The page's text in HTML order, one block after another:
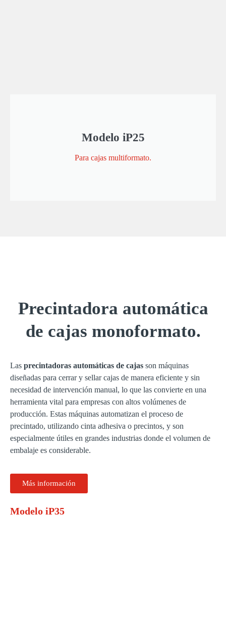
Modelo iP25
Para cajas multiformato.
Precintadora automática
de cajas monoformato.
Las precintadoras automáticas de cajas son máquinas
diseñadas para cerrar y sellar cajas de manera eficiente y sin
necesidad de intervención manual, lo que las convierte en una
herramienta vital para empresas con altos volúmenes de
producción. Estas máquinas automatizan el proceso de
precintado, utilizando cinta adhesiva o precintos, y son
especialmente útiles en grandes industrias donde el volumen de
embalaje es considerable.
Más información
Modelo iP35